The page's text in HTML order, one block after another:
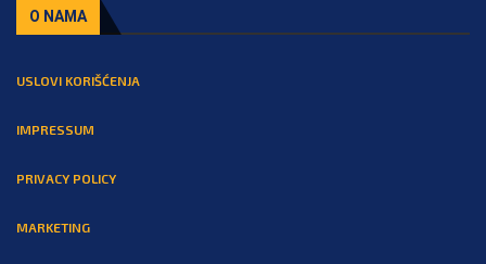
O NAMA
USLOVI KORIŠĆENJA
IMPRESSUM
PRIVACY POLICY
MARKETING